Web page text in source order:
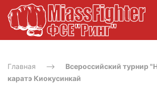
Главная
Всероссийский турнир
каратэ Киокусинкай